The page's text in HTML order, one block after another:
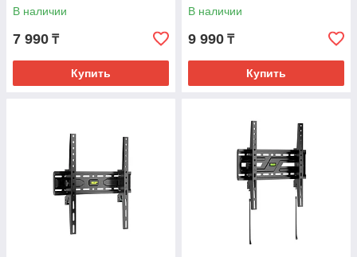
В наличии
7 990 ₸
Купить
В наличии
9 990 ₸
Купить